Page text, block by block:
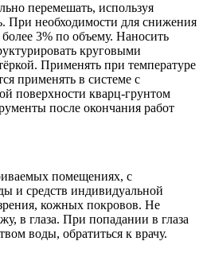
перемешать, используя
При необходимости для снижения
3% по объему. Наносить
круговыми
Применять при температуре
применять в системе с
поверхности кварц-грунтом
после окончания работ
помещениях, с
и средств индивидуальной
кожных покровов. Не
в глаза. При попадании в глаза
воды, обратиться к врачу.